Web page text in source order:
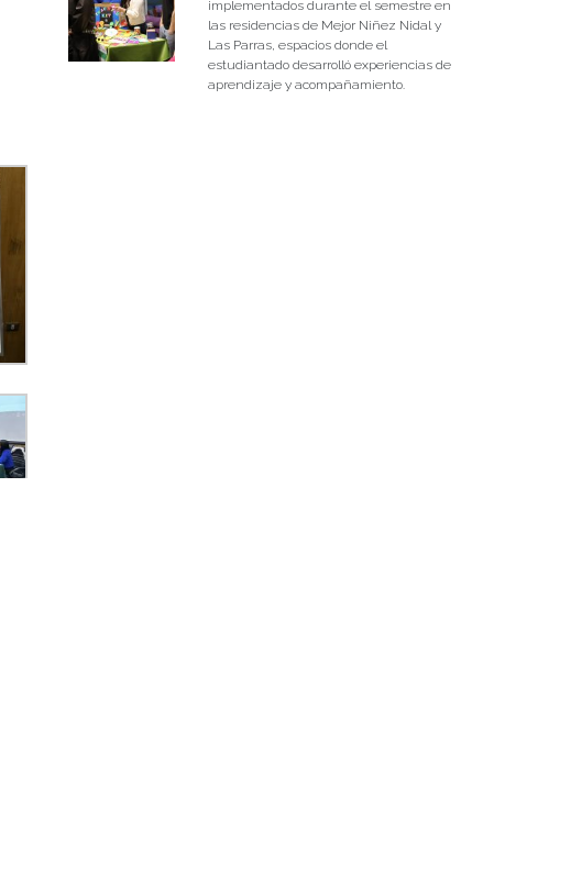
implementados durante el semestre en
las residencias de Mejor Niñez Nidal y
Las Parras, espacios donde el
estudiantado desarrolló experiencias de
aprendizaje y acompañamiento.